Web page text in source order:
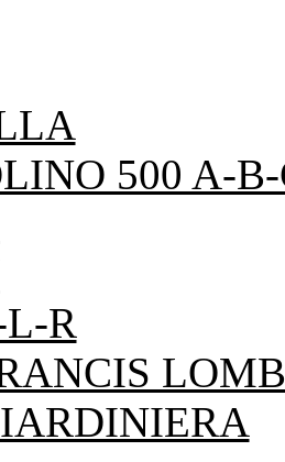
500 A-
L-R